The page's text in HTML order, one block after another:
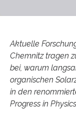
Aktuelle
Chemnitz tragen
bei, warum
organischen
in den
Progress in